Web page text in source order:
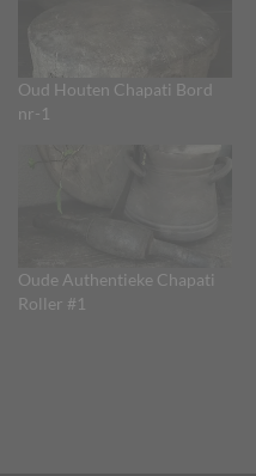
Oud Houten Chapati Bord
nr-1
Oude Authentieke Chapati
Roller #1